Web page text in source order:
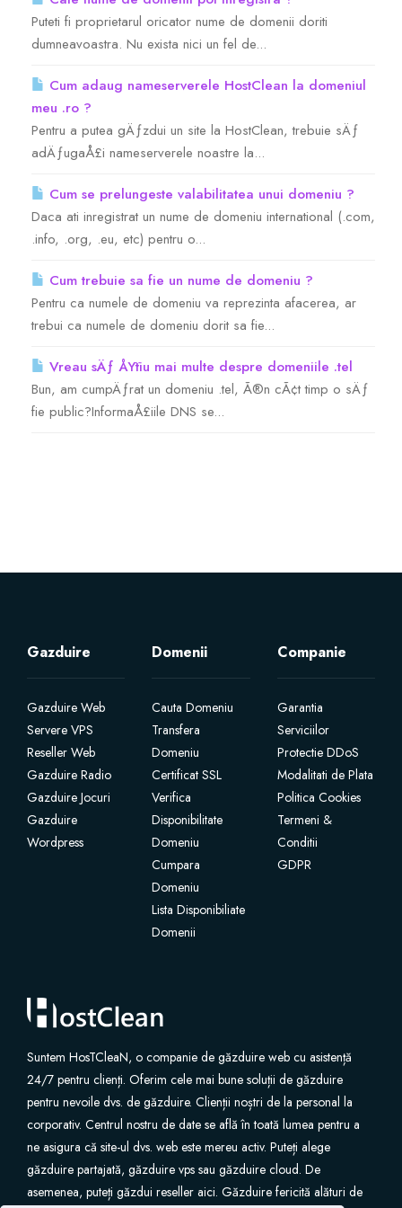
Servere Metin2
Licente cPanel WHM
Licente WHMCS
Licente WHMSonic
Licente cPanel WHM / WHMSonic
Licente WHMXtra
Aplicatii Mobil
Professional Email
SEO Tools
Site Builder
نقل نطاق إلينا
Puteti fi proprietarul oricator nume de domenii doriti
dumneavoastra. Nu exista nici un fel de...
Cum adaug nameserverele HostClean la domeniul
meu .ro ?
Pentru a putea gÄƒzdui un site la HostClean, trebuie sÄƒ
adÄƒugaÅ£i nameserverele noastre la...
Cum se prelungeste valabilitatea unui domeniu ?
Daca ati inregistrat un nume de domeniu international (.com,
.info, .org, .eu, etc) pentru o...
Cum trebuie sa fie un nume de domeniu ?
Pentru ca numele de domeniu va reprezinta afacerea, ar
trebui ca numele de domeniu dorit sa fie...
Vreau sÄƒ ÅŸtiu mai multe despre domeniile .tel
Bun, am cumpÄƒrat un domeniu .tel, Ã®n cÃ¢t timp o sÄƒ
fie public?InformaÅ£iile DNS se...
Gazduire
Gazduire Web
Servere VPS
Reseller Web
Gazduire Radio
Gazduire Jocuri
Gazduire
Wordpress
Domenii
Cauta Domeniu
Transfera
Domeniu
Certificat SSL
Verifica
Disponibilitate
Domeniu
Cumpara
Domeniu
Lista Disponibiliate
Domenii
Companie
Garantia
Serviciilor
Protectie DDoS
Modalitati de Plata
Politica Cookies
Termeni &
Conditii
GDPR
Suntem HosTCleaN, o companie de găzduire web cu asistență
24/7 pentru clienți. Oferim cele mai bune soluții de găzduire
pentru nevoile dvs. de găzduire. Clienții noștri de la personal la
corporativ. Centrul nostru de date se află în toată lumea pentru a
ne asigura că site-ul dvs. web este mereu activ. Puteți alege
găzduire partajată, găzduire vps sau găzduire cloud. De
asemenea, puteți găzdui reseller aici. Găzduire fericită alături de